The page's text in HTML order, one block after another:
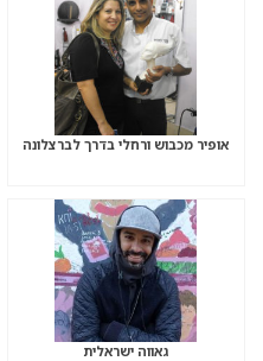
אופיר מכבוש ורחלי בדרך לברצלונה
גאווה ישראלית